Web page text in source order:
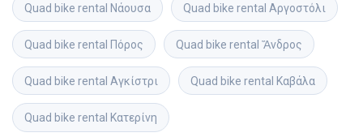
Quad bike rental Νάουσα Quad bike rental Αργοστόλι
Quad bike rental Πόρος Quad bike rental Ἄνδρος
Quad bike rental Αγκίστρι Quad bike rental Καβάλα
Quad bike rental Κατερίνη